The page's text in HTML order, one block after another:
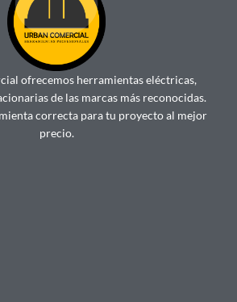
ofrecemos herramientas eléctricas,
de las marcas más reconocidas.
correcta para tu proyecto al mejor
precio.